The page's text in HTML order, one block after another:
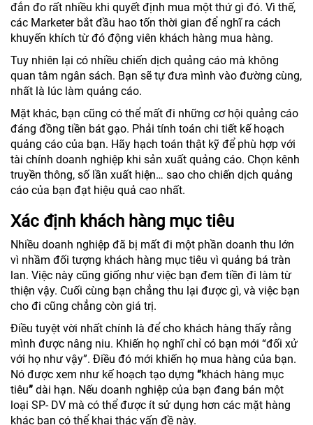
đắn đo rất nhiều khi quyết định mua một thứ gì đó. Vì thế,
các Marketer bắt đầu hao tốn thời gian để nghĩ ra cách
khuyến khích từ đó động viên khách hàng mua hàng.
Tuy nhiên lại có nhiều chiến dịch quảng cáo mà không
quan tâm ngân sách. Bạn sẽ tự đưa mình vào đường cùng,
nhất là lúc làm quảng cáo.
Mặt khác, bạn cũng có thể mất đi những cơ hội quảng cáo
đáng đồng tiền bát gạo. Phải tính toán chi tiết kế hoạch
quảng cáo của bạn. Hãy hạch toán thật kỹ để phù hợp với
tài chính doanh nghiệp khi sản xuất quảng cáo. Chọn kênh
truyền thông, số lần xuất hiện… sao cho chiến dịch quảng
cáo của bạn đạt hiệu quả cao nhất.
Xác định khách hàng mục tiêu
Nhiều doanh nghiệp đã bị mất đi một phần doanh thu lớn
vì nhầm đối tượng khách hàng mục tiêu vì quảng bá tràn
lan. Việc này cũng giống như việc bạn đem tiền đi làm từ
thiện vậy. Cuối cùng bạn chẳng thu lại được gì, và việc bạn
cho đi cũng chẳng còn giá trị.
Điều tuyệt vời nhất chính là để cho khách hàng thấy rằng
mình được nâng niu. Khiến họ nghĩ chỉ có bạn mới “đối xử
với họ như vậy”. Điều đó mới khiến họ mua hàng của bạn.
Nó được xem như kế hoạch tạo dựng “khách hàng mục
tiêu” dài hạn. Nếu doanh nghiệp của bạn đang bán một
loại SP- DV mà có thể được ít sử dụng hơn các mặt hàng
khác bạn có thể khai thác vấn đề này.